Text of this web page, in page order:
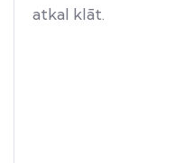
atkal klāt.